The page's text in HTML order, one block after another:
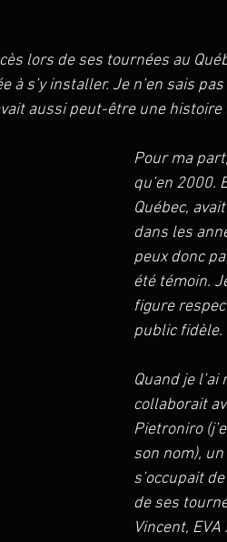
lors de ses tournées au
à s’y installer. Je n’en sais
aussi peut-être une histoire
Pour ma
qu’en 2000.
Québec,
dans les
peux donc
été témoin.
figure
public fidèle.
Quand je
collaborait
Pietroniro
son nom),
s’occupait
de ses
Vincent,